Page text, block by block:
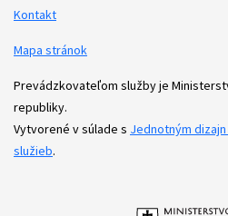
Kontakt
Mapa stránok
Prevádzkovateľom služby je
republiky.
Vytvorené v súlade s Jednotným
služieb.